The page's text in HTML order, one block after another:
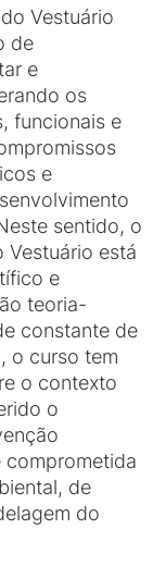
Vestuário
de
e
os
funcionais e
e
sentido, o
Vestuário está
e
teoria-
constante de
o curso tem
o contexto
o
comprometida
de
do